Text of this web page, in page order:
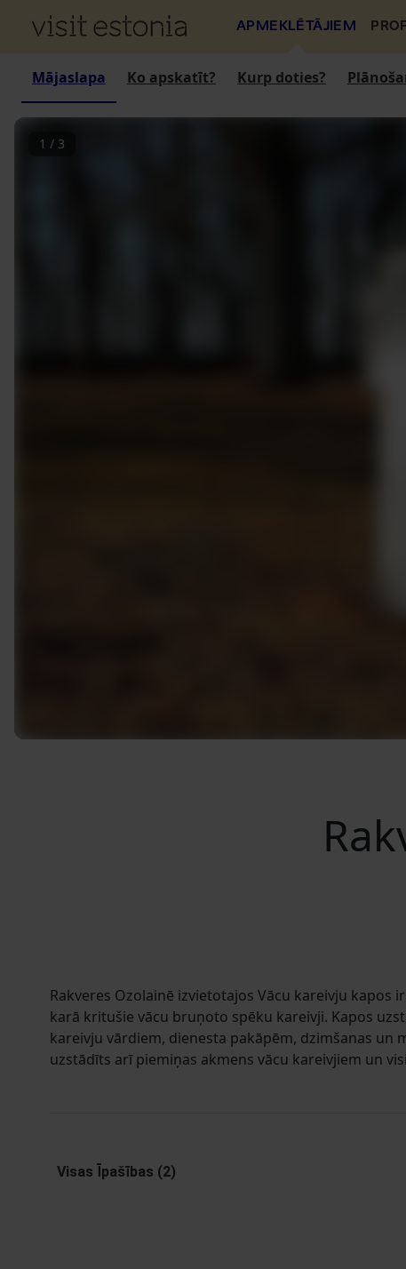
APMEKLĒTĀJIEM
Mājaslapa Ko apskatīt? Kurp doties?
1 / 3
Rakveres Ozolainē izvietotajos Vācu kareivju kapos
karā kritušie vācu bruņoto spēku kareivji. Kapos
kareivju vārdiem, dienesta pakāpēm, dzimšanas un
uzstādīts arī piemiņas akmens vācu kareivjiem un
Visas Īpašības (2)